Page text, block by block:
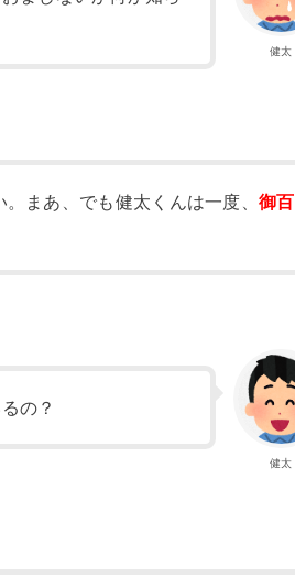
健太
まあ、でも健太くんは一度、御百
健太
の？